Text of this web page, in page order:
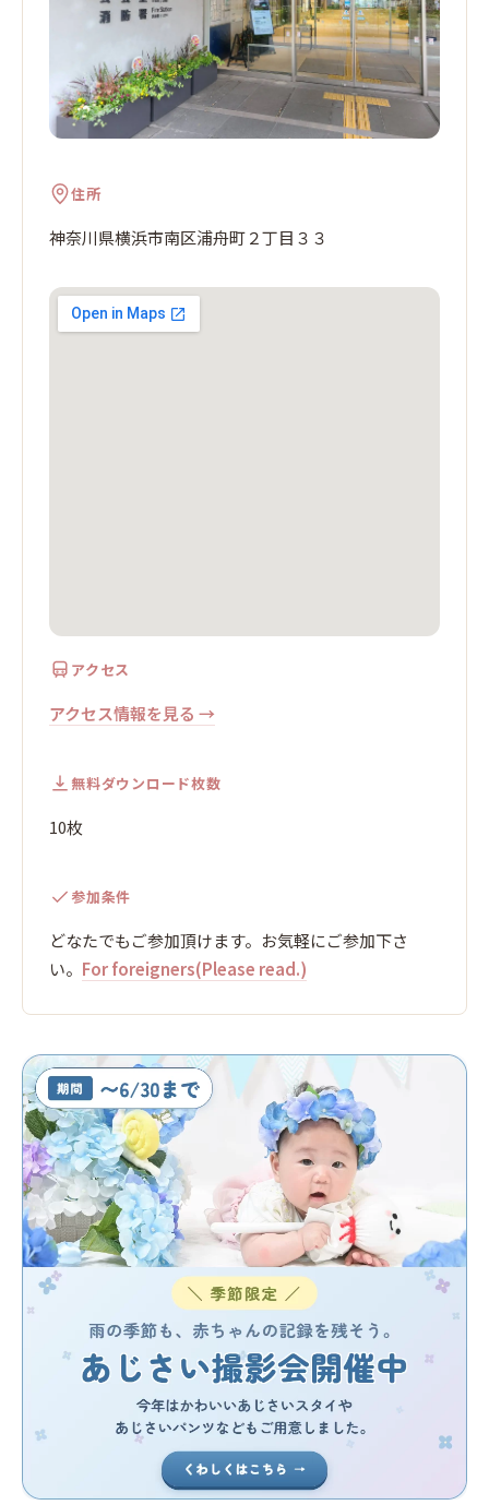
住所
神奈川県横浜市南区浦舟町２丁目３３
アクセス
アクセス情報を見る →
無料ダウンロード枚数
10枚
参加条件
どなたでもご参加頂けます。お気軽にご参加下さ
い。 For foreigners(Please read.)